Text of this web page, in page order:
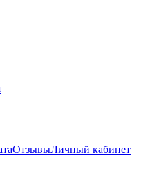
ОтзывыЛичный кабинет